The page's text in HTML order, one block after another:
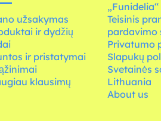
užsakymas
ir dydžių
ir pristatymai
klausimų
Teisinis
pardavimo
Privatumo
Slapukų
Svetainės
Lithuania
About us